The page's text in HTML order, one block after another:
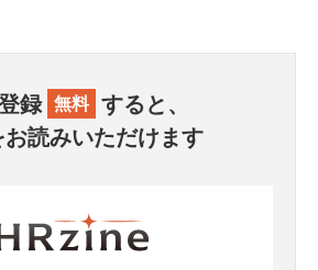
録 無料 すると、
読みいただけます